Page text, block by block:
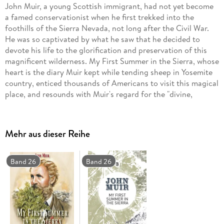
John Muir, a young Scottish immigrant, had not yet become
a famed conservationist when he first trekked into the
foothills of the Sierra Nevada, not long after the Civil War.
He was so captivated by what he saw that he decided to
devote his life to the glorification and preservation of this
magnificent wilderness. My First Summer in the Sierra, whose
heart is the diary Muir kept while tending sheep in Yosemite
country, enticed thousands of Americans to visit this magical
place, and resounds with Muir's regard for the "divine,
continues to inspire readers to seek out such places for
themselves and make them their own.
Mehr aus dieser Reihe
Band 26 Band 26